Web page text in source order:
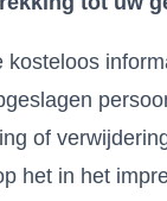
of
het in het